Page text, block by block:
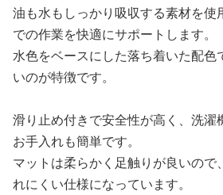
油も水もしっかり吸収する素材を使
での作業を快適にサポートします。
水色をベースにした落ち着いた配色
いのが特徴です。
滑り止め付きで安全性が高く、洗濯
お手入れも簡単です。
マットは柔らかく足触りが良いので
れにくい仕様になっています。